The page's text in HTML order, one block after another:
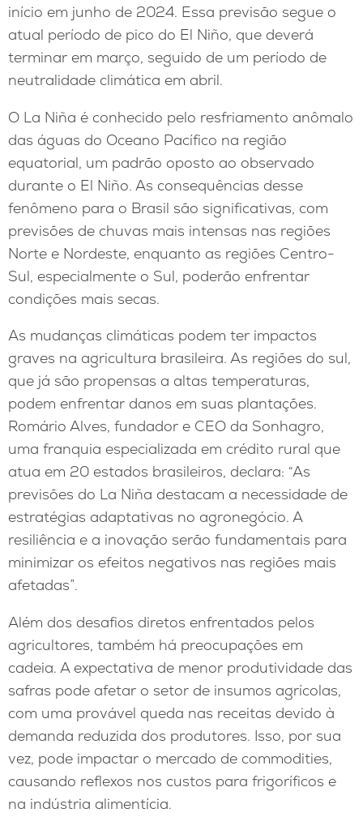
início em junho de 2024. Essa previsão segue o
atual período de pico do El Niño, que deverá
terminar em março, seguido de um período de
neutralidade climática em abril.
O La Niña é conhecido pelo resfriamento anômalo
das águas do Oceano Pacífico na região
equatorial, um padrão oposto ao observado
durante o El Niño. As consequências desse
fenômeno para o Brasil são significativas, com
previsões de chuvas mais intensas nas regiões
Norte e Nordeste, enquanto as regiões Centro-
Sul, especialmente o Sul, poderão enfrentar
condições mais secas.
As mudanças climáticas podem ter impactos
graves na agricultura brasileira. As regiões do sul,
que já são propensas a altas temperaturas,
podem enfrentar danos em suas plantações.
Romário Alves, fundador e CEO da Sonhagro,
uma franquia especializada em crédito rural que
atua em 20 estados brasileiros, declara: “As
previsões do La Niña destacam a necessidade de
estratégias adaptativas no agronegócio. A
resiliência e a inovação serão fundamentais para
minimizar os efeitos negativos nas regiões mais
afetadas”.
Além dos desafios diretos enfrentados pelos
agricultores, também há preocupações em
cadeia. A expectativa de menor produtividade das
safras pode afetar o setor de insumos agrícolas,
com uma provável queda nas receitas devido à
demanda reduzida dos produtores. Isso, por sua
vez, pode impactar o mercado de commodities,
causando reflexos nos custos para frigoríficos e
na indústria alimentícia.